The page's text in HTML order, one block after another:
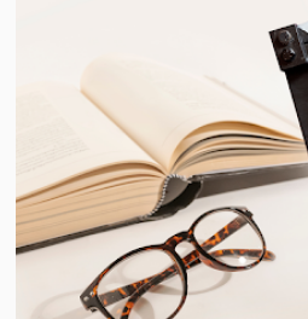
VAI GOSTAR DESSE
[SÉRIE]